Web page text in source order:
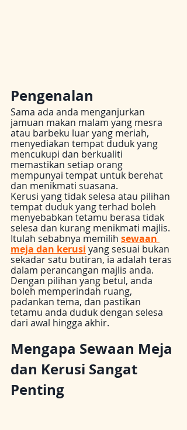
Pengenalan
Sama ada anda menganjurkan
jamuan makan malam yang mesra
atau barbeku luar yang meriah,
menyediakan tempat duduk yang
mencukupi dan berkualiti
memastikan setiap orang
mempunyai tempat untuk berehat
dan menikmati suasana.
Kerusi yang tidak selesa atau pilihan
tempat duduk yang terhad boleh
menyebabkan tetamu berasa tidak
selesa dan kurang menikmati majlis.
Itulah sebabnya memilih sewaan
meja dan kerusi yang sesuai bukan
sekadar satu butiran, ia adalah teras
dalam perancangan majlis anda.
Dengan pilihan yang betul, anda
boleh memperindah ruang,
padankan tema, dan pastikan
tetamu anda duduk dengan selesa
dari awal hingga akhir.
Mengapa Sewaan Meja
dan Kerusi Sangat
Penting